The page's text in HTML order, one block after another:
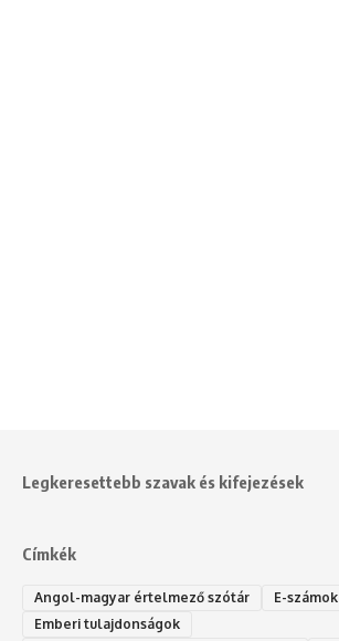
Legkeresettebb szavak és kifejezések
Címkék
Angol-magyar értelmező szótár E-számok
Emberi tulajdonságok